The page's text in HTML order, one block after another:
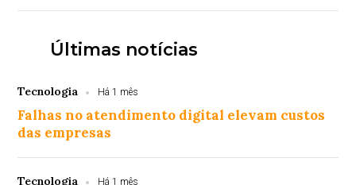
Últimas notícias
Tecnologia Há 1 mês
Falhas no atendimento digital elevam custos
das empresas
Tecnologia Há 1 mês